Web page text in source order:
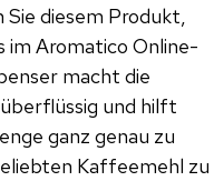
diesem Produkt,
im Aromatico Online-
macht die
und hilft
ganz genau zu
Kaffeemehl zu